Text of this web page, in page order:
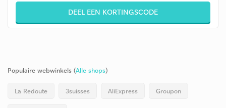
DEEL EEN KORTINGSCODE
Populaire webwinkels (Alle shops)
La Redoute 3suisses AliExpress Groupon